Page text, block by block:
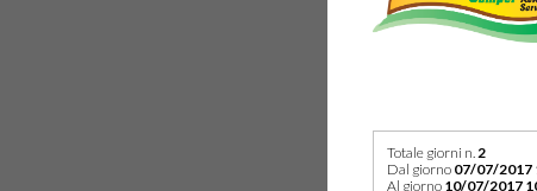
Totale giorni n.2
Dal giorno 07/07/2017
Al giorno 10/07/2017